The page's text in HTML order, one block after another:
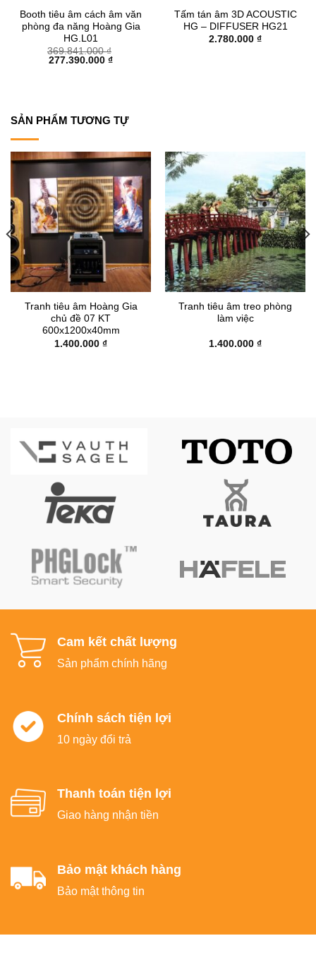
Booth tiêu âm cách âm văn
phòng đa năng Hoàng Gia
HG.L01
369.841.000₫
Giá
277.390.000 ₫Giá
Tấm tán âm 3D ACOUSTIC
HG – DIFFUSER HG21
2.780.000 ₫
SẢN PHẨM TƯƠNG TỰ
Tranh tiêu âm Hoàng Gia
chủ đề 07 KT
600x1200x40mm
1.400.000 ₫
Tranh tiêu âm treo phòng
làm việc
1.400.000 ₫
Cam kết chất lượng
Sản phẩm chính hãng
Chính sách tiện lợi
10 ngày đổi trả
Thanh toán tiện lợi
Giao hàng nhận tiền
Bảo mật khách hàng
Bảo mật thông tin